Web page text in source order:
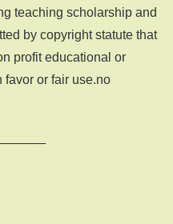
teaching scholarship and
by copyright statute that
profit educational or
favor or fair use.no